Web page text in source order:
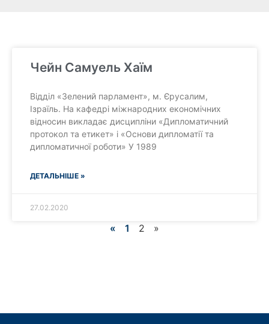
Чейн Самуель Хаїм
Відділ «Зелений парламент», м. Єрусалим,
Ізраїль. На кафедрі міжнародних економічних
відносин викладає дисципліни «Дипломатичний
протокол та етикет» і «Основи дипломатії та
дипломатичної роботи» У 1989
ДЕТАЛЬНІШЕ »
27.02.2020
« 1 2 »